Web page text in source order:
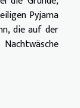
Pyjama
die auf der